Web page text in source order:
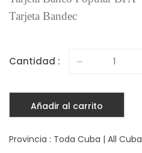
Tarjeta Bandec
Cantidad :
Añadir al carrito
Provincia : Toda Cuba | All Cuba